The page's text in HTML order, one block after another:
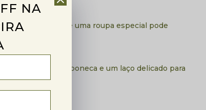
detalhes e que uma roupa especial pode
sapatos estilo boneca e um laço delicado para
NA